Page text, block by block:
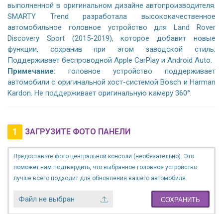
выполненной в оригинальном дизайне автопроизводителя.
SMARTY Trend разработала высококачественное
автомобильное головное устройство для Land Rover
Discovery Sport (2015-2019), которое добавит новые
функции, сохранив при этом заводской стиль.
Поддерживает беспроводной Apple CarPlay и Android Auto.
Примечание: головное устройство поддерживает
автомобили с оригинальной хост-системой Bosch и Harman
Kardon. Не поддерживает оригинальную камеру 360°.
1 ЗАГРУЗИТЕ ФОТО ПАНЕЛИ
Предоставьте фото центральной консоли (необязательно). Это
поможет нам подтвердить, что выбранное головное устройство
лучше всего подходит для обновления вашего автомобиля.
Файл не выбран СОХРАНИТЬ